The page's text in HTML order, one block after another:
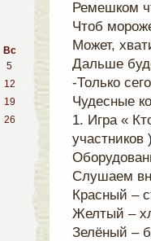
Вс
5
12
19
26
Ремешком
Чтоб
Может,
Дальше
-Только
Чудесные
1. Игра «
участников
Слушаем
Красный –
Желтый –
Зелёный –